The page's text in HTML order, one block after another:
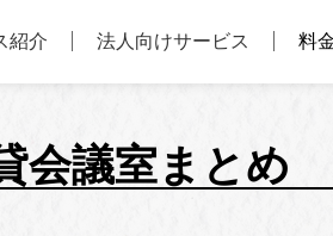
紹介 法人向けサービス 料
会議室まとめ